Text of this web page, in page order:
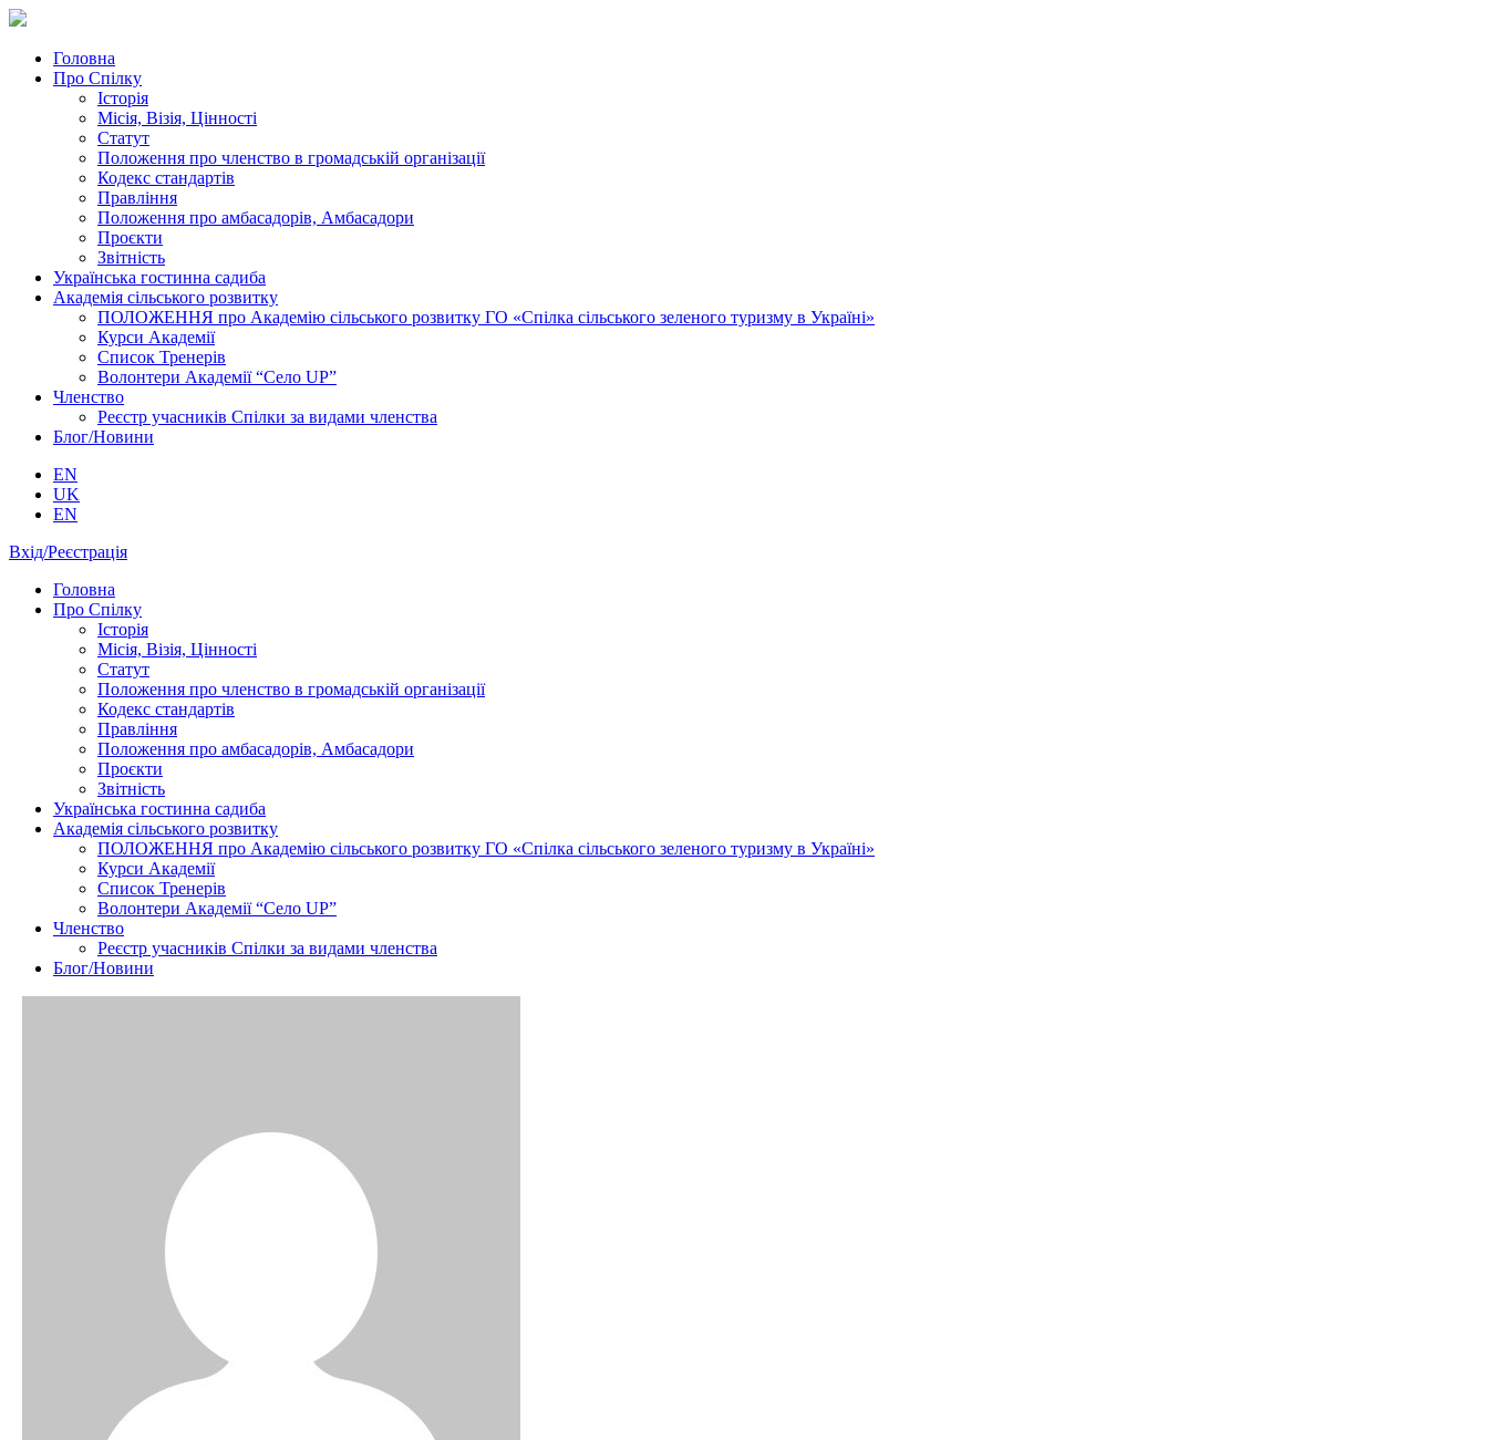
Головна
Про Спілку
Історія
Місія, Візія, Цінності
Статут
Положення про членство в громадській організації
Кодекс стандартів
Правління
Положення про амбасадорів, Амбасадори
Проєкти
Звітність
Українська гостинна садиба
Академія сільського розвитку
ПОЛОЖЕННЯ про Академію cільського розвитку ГО «Спілка сільського зеленого туризму в Україні»
Курси Академії
Список Тренерів
Волонтери Академії “Село UP”
Членство
Реєстр учасників Спілки за видами членства
Блог/Новини
EN
UK
EN
Вхід/Реєстрація
Головна
Про Спілку
Історія
Місія, Візія, Цінності
Статут
Положення про членство в громадській організації
Кодекс стандартів
Правління
Положення про амбасадорів, Амбасадори
Проєкти
Звітність
Українська гостинна садиба
Академія сільського розвитку
ПОЛОЖЕННЯ про Академію cільського розвитку ГО «Спілка сільського зеленого туризму в Україні»
Курси Академії
Список Тренерів
Волонтери Академії “Село UP”
Членство
Реєстр учасників Спілки за видами членства
Блог/Новини